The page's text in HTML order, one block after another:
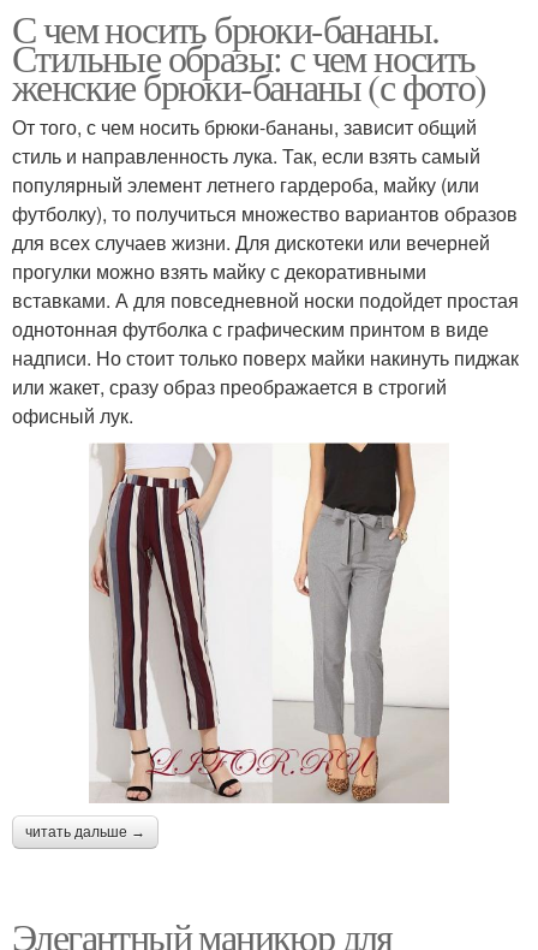
С чем носить брюки-бананы.
Стильные образы: с чем носить
женские брюки-бананы (с фото)
От того, с чем носить брюки-бананы, зависит общий
стиль и направленность лука. Так, если взять самый
популярный элемент летнего гардероба, майку (или
футболку), то получиться множество вариантов образов
для всех случаев жизни. Для дискотеки или вечерней
прогулки можно взять майку с декоративными
вставками. А для повседневной носки подойдет простая
однотонная футболка с графическим принтом в виде
надписи. Но стоит только поверх майки накинуть пиджак
или жакет, сразу образ преображается в строгий
офисный лук.
читать дальше →
Элегантный маникюр для